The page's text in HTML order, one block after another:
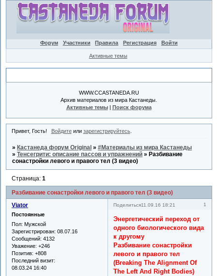
Форум Участники Правила Регистрация Войти
Активные темы
WWW.CCASTANEDA.RU
Архив материалов из мира Кастанеды.
Активные темы| Поиск форума
Привет, Гость! Войдитеили зарегистрируйтесь.
» Кастанеда форум Original »#Материалы из мира Кастанеды
»Тенсегрити: описание пассов и упражнений » Разбивание
сонастройки левого и правого тел (3 видео)
Разбивание сонастройки левого и правого тел (3 видео)
Страница:1
Поделиться 1
11.09.16 18:21
Viator
Постоянные
Пол: Мужской
Зарегистрирован: 08.07.16
Сообщений: 4132
Уважение: +246
Позитив: +808
Последний визит:
08.03.24 16:40
Энергетический переход от
одного биологического вида
к другому
Разбивание сонастройки
левого и правого тел
(Breaking The Alignment Of
The Left And Right Bodies)